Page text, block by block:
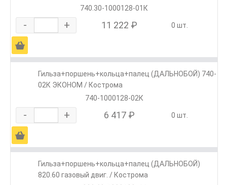
740.30-1000128-01К
- + 11 222 ₽ 0 шт.
Ä
Гильза+поршень+кольца+палец (ДАЛЬНОБОЙ) 740-
02К ЭКОНОМ / Кострома
740-1000128-02К
- + 6 417 ₽ 0 шт.
Ä
Гильза+поршень+кольца+палец (ДАЛЬНОБОЙ)
820.60 газовый двиг. / Кострома